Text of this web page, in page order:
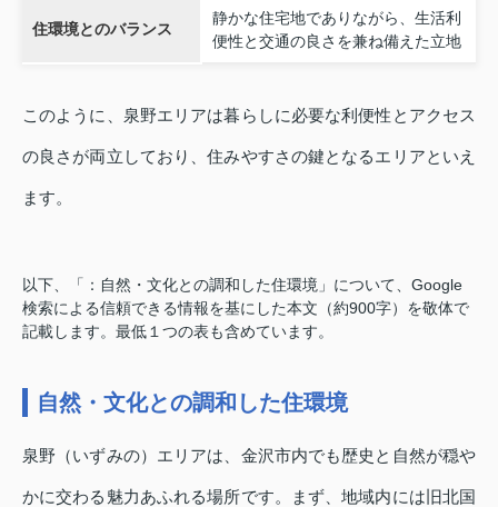
住環境とのバランス
静かな住宅地でありながら、生活利
便性と交通の良さを兼ね備えた立地
このように、泉野エリアは暮らしに必要な利便性とアクセス
の良さが両立しており、住みやすさの鍵となるエリアといえ
ます。
以下、「：自然・文化との調和した住環境」について、Google
検索による信頼できる情報を基にした本文（約900字）を敬体で
記載します。最低１つの表も含めています。
自然・文化との調和した住環境
泉野（いずみの）エリアは、金沢市内でも歴史と自然が穏や
かに交わる魅力あふれる場所です。まず、地域内には旧北国